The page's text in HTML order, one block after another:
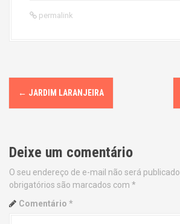
permalink
P
o
t
n
a
← JARDIM LARANJEIRA
Deixe um comentário
O seu endereço de e-mail não será publicado.
obrigatórios são marcados com *
Comentário *